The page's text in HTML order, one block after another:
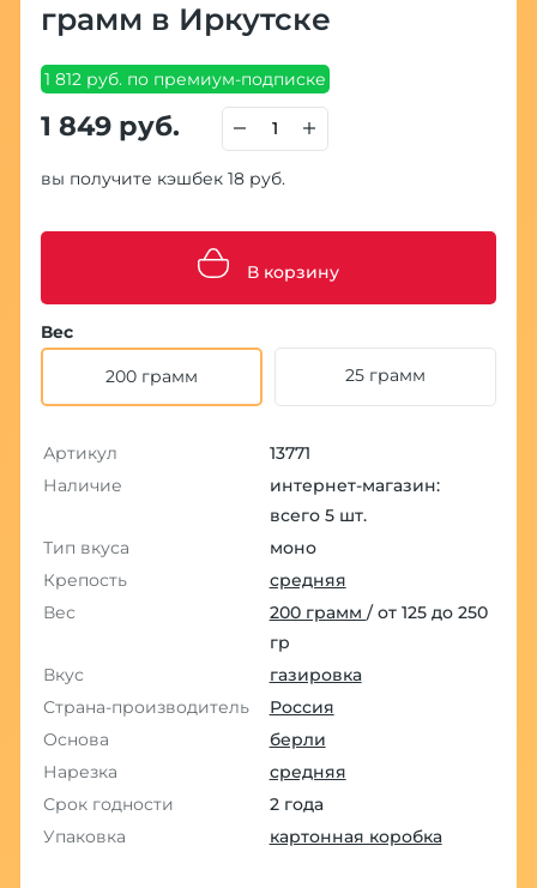
грамм в Иркутске
1 812 руб. по премиум-подписке
1 849 руб.
вы получите кэшбек 18 руб.
В корзину
Вес
200 грамм 25 грамм
Артикул
13771
Наличие
интернет-магазин:
всего 5 шт.
Тип вкуса
моно
Крепость
средняя
Вес
200 грамм / от 125 до 250
гр
Вкус
газировка
Страна-производитель
Россия
Основа
берли
Нарезка
средняя
Срок годности
2 года
Упаковка
картонная коробка